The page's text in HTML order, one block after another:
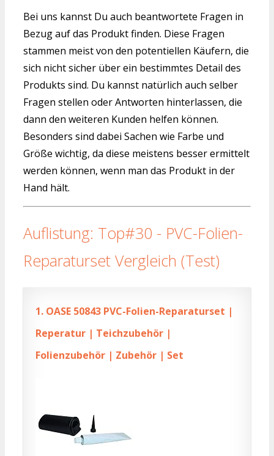
Bei uns kannst Du auch beantwortete Fragen in
Bezug auf das Produkt finden. Diese Fragen
stammen meist von den potentiellen Käufern, die
sich nicht sicher über ein bestimmtes Detail des
Produkts sind. Du kannst natürlich auch selber
Fragen stellen oder Antworten hinterlassen, die
dann den weiteren Kunden helfen können.
Besonders sind dabei Sachen wie Farbe und
Größe wichtig, da diese meistens besser ermittelt
werden können, wenn man das Produkt in der
Hand hält.
Auflistung: Top#30 - PVC-Folien-
Reparaturset Vergleich (Test)
1. OASE 50843 PVC-Folien-Reparaturset |
Reperatur | Teichzubehör |
Folienzubehör | Zubehör | Set